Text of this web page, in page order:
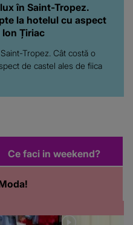
în Saint-Tropez.
la hotelul cu aspect
Țiriac
Tropez. Cât costă o
de castel ales de fiica
Ce faci in weekend?